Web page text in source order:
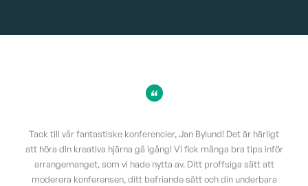
Tack till vår fantastiske konferencier, Jan Bylund! Det är härligt
att höra din kreativa hjärna gå igång! Vi fick många bra tips inför
arrangemanget, som vi hade nytta av. Ditt proffsiga sätt att
moderera konferensen, ditt befriande sätt och din underbara